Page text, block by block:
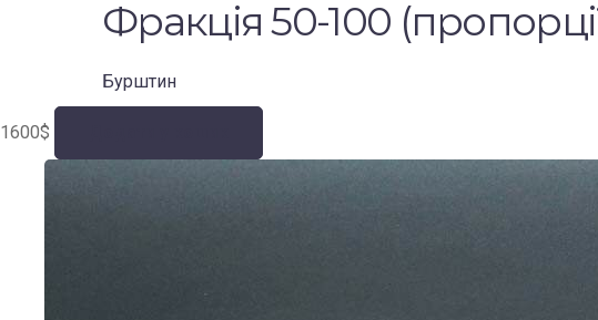
Фракція 50-100
Бурштин
1600$